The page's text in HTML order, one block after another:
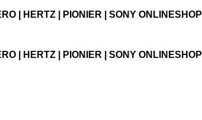
| HERTZ | PIONIER | SONY ONLINESHOP
| HERTZ | PIONIER | SONY ONLINESHOP